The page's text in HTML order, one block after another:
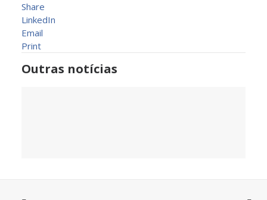
Share
LinkedIn
Email
Print
Outras notícias